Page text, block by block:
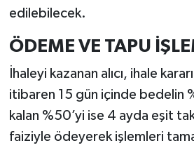
edilebilecek.
ÖDEME VE TAPU
İhaleyi kazanan alıcı, ihale
itibaren 15 gün içinde bedelin
kalan %50’yi ise 4 ayda eşit
faiziyle ödeyerek işlemleri